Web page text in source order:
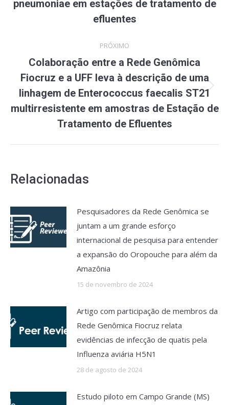
pneumoniae em estações de tratamento de
efluentes
PRÓXIMO
Próximo
post:
Colaboração entre a Rede Genômica
Fiocruz e a UFF leva à descrição de uma
linhagem de Enterococcus faecalis ST21
multirresistente em amostras de Estação de
Tratamento de Efluentes
Relacionadas
Pesquisadores da Rede Genômica se
juntam a um grande esforço
internacional de pesquisa para entender
a expansão do Oropouche para além da
Amazônia
15 de novembro de 2024
Artigo com participação de membros da
Rede Genômica Fiocruz relata
evidências de infecção de quatis pela
Influenza aviária H5N1
28 de agosto de 2024
Estudo piloto em Campo Grande (MS)